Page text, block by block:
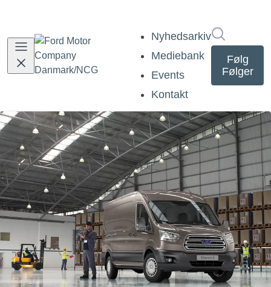
Nyhedsarkiv
Mediebank
Events
Kontakt
Følg
Følger